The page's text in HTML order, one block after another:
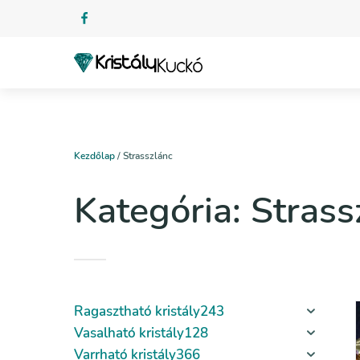
Kezdőlap/ Strasszlánc
Kategória:
Ragasztható kristály243
Vasalható kristály128
Varrható kristály366